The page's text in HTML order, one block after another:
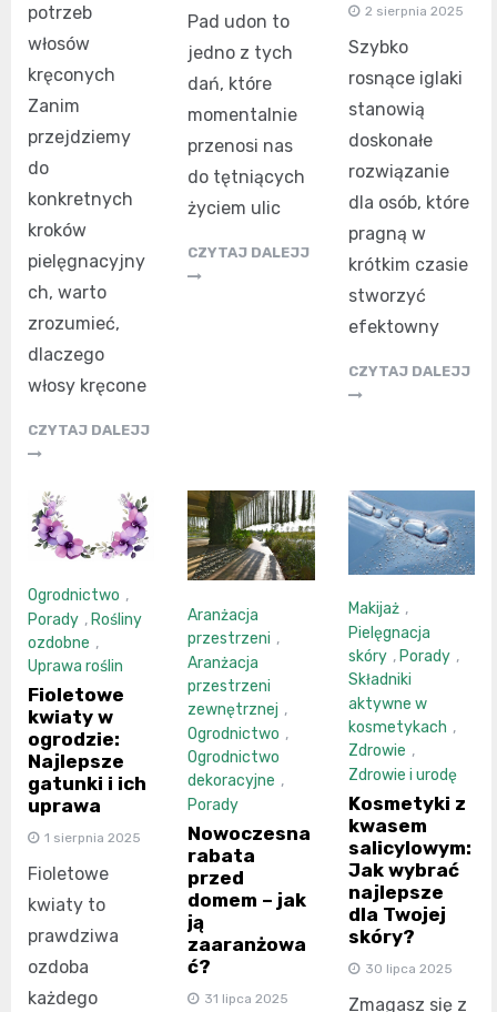
potrzeb
włosów
kręconych
Zanim
przejdziemy
do
konkretnych
kroków
pielęgnacyjny
ch, warto
zrozumieć,
dlaczego
włosy kręcone
CZYTAJ DALEJJ
Pad udon to
jedno z tych
dań, które
momentalnie
przenosi nas
do tętniących
życiem ulic
CZYTAJ DALEJJ
2 sierpnia 2025
Szybko
rosnące iglaki
stanowią
doskonałe
rozwiązanie
dla osób, które
pragną w
krótkim czasie
stworzyć
efektowny
CZYTAJ DALEJJ
Ogrodnictwo ,
Porady , Rośliny
ozdobne ,
Uprawa roślin
Fioletowe
kwiaty w
ogrodzie:
Najlepsze
gatunki i ich
uprawa
1 sierpnia 2025
Fioletowe
kwiaty to
prawdziwa
ozdoba
każdego
Aranżacja
przestrzeni ,
Aranżacja
przestrzeni
zewnętrznej ,
Ogrodnictwo ,
Ogrodnictwo
dekoracyjne ,
Porady
Nowoczesna
rabata
przed
domem – jak
ją
zaaranżowa
ć?
31 lipca 2025
Makijaż ,
Pielęgnacja
skóry , Porady ,
Składniki
aktywne w
kosmetykach ,
Zdrowie ,
Zdrowie i urodę
Kosmetyki z
kwasem
salicylowym:
Jak wybrać
najlepsze
dla Twojej
skóry?
30 lipca 2025
Zmagasz się z